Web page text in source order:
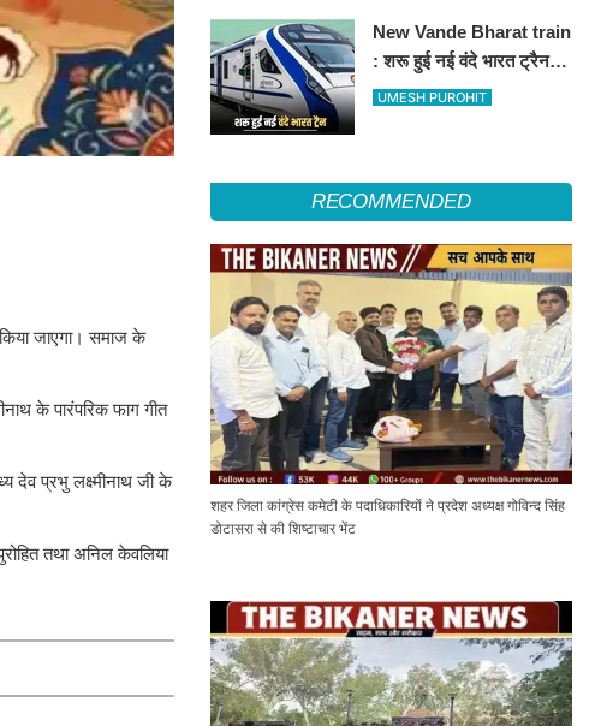
जाएगा। समाज के
के पारंपरिक फाग गीत
देव प्रभु लक्ष्मीनाथ जी के
तथा अनिल केवलिया
New Vande Bharat train
: शरू हुई नई वंदे भारत ट्रैन,
तीन राज्यों के लाखों लोगों का
UMESH PUROHIT
RECOMMENDED
शहर जिला कांग्रेस कमेटी के पदाधिकारियों ने प्रदेश अध्यक्ष गोविन्द सिंह
डोटासरा से की शिष्टाचार भेंट